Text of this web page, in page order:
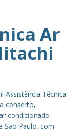
Ar
Assistência Técnica
conserto,
condicionado
São Paulo, com